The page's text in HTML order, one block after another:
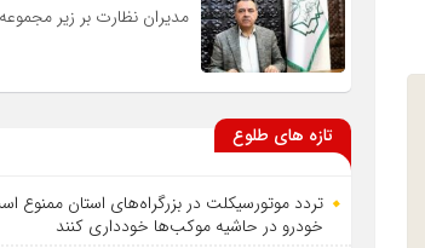
مدیران نظارت بر زیر مجموعه
تازه های طلوع
تردد موتورسیکلت در بزرگراه‌های استان ممنوع
خودرو در حاشیه موکب‌ها خودداری کنند